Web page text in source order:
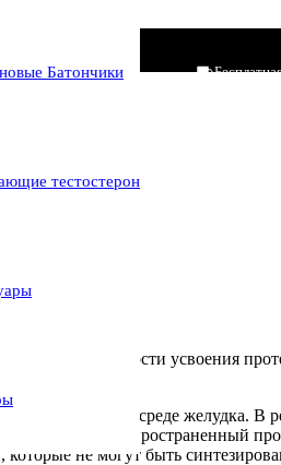
Батончики
тестостерон
kg
идет о скорости усвоения
и кислотной среде желудка. В
самый распространенный
которые не могут быть